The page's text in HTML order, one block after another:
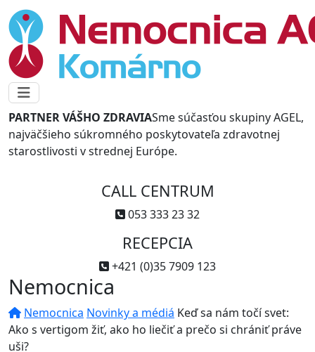
PARTNER VÁŠHO ZDRAVIASme súčasťou skupiny AGEL,
najväčšieho súkromného poskytovateľa zdravotnej
starostlivosti v strednej Európe.
CALL CENTRUM
053 333 23 32
RECEPCIA
+421 (0)35 7909 123
Nemocnica
Nemocnica Novinky a médiá Keď sa nám točí svet:
Ako s vertigom žiť, ako ho liečiť a prečo si chrániť práve
uši?